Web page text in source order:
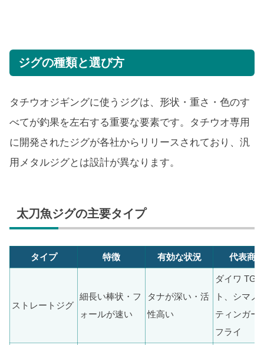
ジグの種類と選び方
タチウオジギングに使うジグは、形状・重さ・色のす
べてが釣果を左右する重要な要素です。タチウオ専用
に開発されたジグが各社からリリースされており、汎
用メタルジグとは設計が異なります。
太刀魚ジグの主要タイプ
タイプ 特徴 有効な状況 代表商品
ストレートジグ
細長い棒状・フ
ォールが速い
タナが深い・活
性高い
ダイワ TG
ト、シマノ
ティンガー
フライ